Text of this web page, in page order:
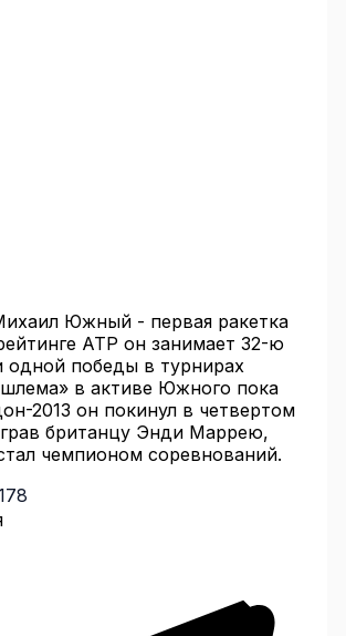
Южный - первая ракетка
АТР он занимает 32-ю
одной победы в турнирах
в активе Южного пока
2013 он покинул в четвертом
британцу Энди Маррею,
чемпионом соревнований.